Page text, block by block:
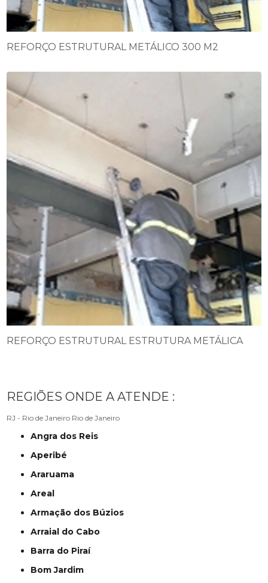
REFORÇO ESTRUTURAL METÁLICO 300 M2
REFORÇO ESTRUTURAL ESTRUTURA METÁLICA
REGIÕES ONDE A ATENDE :
RJ - Rio de Janeiro Rio de Janeiro
Angra dos Reis
Aperibé
Araruama
Areal
Armação dos Búzios
Arraial do Cabo
Barra do Piraí
Bom Jardim